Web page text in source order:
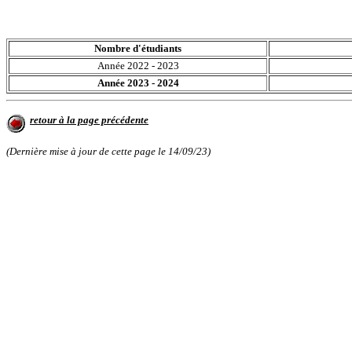
Nombre d'étudiants
Année 2022 - 2023
Année 2023 - 2024
retour à la page précédente
(Dernière mise à jour de cette page le 14/09/23)